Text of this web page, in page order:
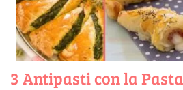
3 Antipasti con la